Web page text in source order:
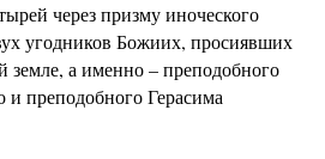
через призму иноческого
угодников Божиих, просиявших
земле, а именно – преподобного
преподобного Герасима